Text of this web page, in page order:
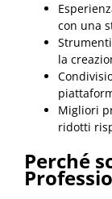
con una
la
Migliori
ridotti
Perché